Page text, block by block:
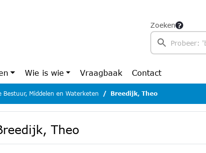
Zoeken
Wie is wie Vraagbaak Contact
Bestuur, Middelen en Waterketen Breedijk, Theo
Theo